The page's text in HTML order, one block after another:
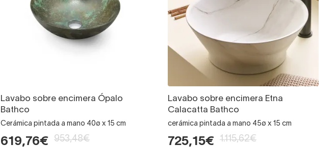
Lavabo sobre encimera Ópalo
Bathco
Cerámica pintada a mano 40ø x 15 cm
619,76€ 953,48€
Lavabo sobre encimera Etna
Calacatta Bathco
cerámica pintada a mano 45ø x 15 cm
725,15€ 1.115,62€